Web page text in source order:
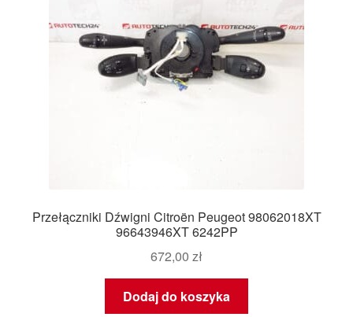
Przełączniki Dźwigni Citroën Peugeot 98062018XT
96643946XT 6242PP
672,00 zł
Dodaj do koszyka